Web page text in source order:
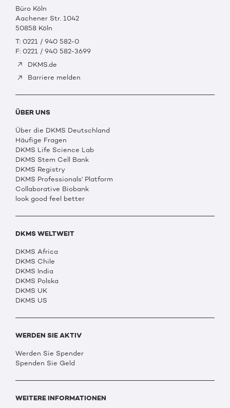
Büro Köln
Aachener Str. 1042
50858 Köln
T: 0221 / 940 582-0
F: 0221 / 940 582-3699
DKMS.de
Barriere melden
ÜBER UNS
Über die DKMS Deutschland
Häufige Fragen
DKMS Life Science Lab
DKMS Stem Cell Bank
DKMS Registry
DKMS Professionals' Platform
Collaborative Biobank
look good feel better
DKMS WELTWEIT
DKMS Africa
DKMS Chile
DKMS India
DKMS Polska
DKMS UK
DKMS US
WERDEN SIE AKTIV
Werden Sie Spender
Spenden Sie Geld
WEITERE INFORMATIONEN